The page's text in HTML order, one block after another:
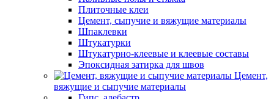
Плиточные клеи
Цемент, сыпучие и вяжущие материалы
Шпаклевки
Штукатурки
Штукатурно-клеевые и клеевые составы
Эпоксидная затирка для швов
Цемент,
вяжущие и сыпучие материалы